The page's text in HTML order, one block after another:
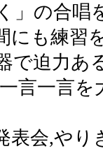
」の合唱
にも練習
で迫力あ
言一言
表会,やり